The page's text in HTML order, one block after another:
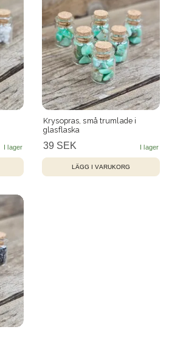
Krysopras, små trumlade i
glasflaska
39 SEK